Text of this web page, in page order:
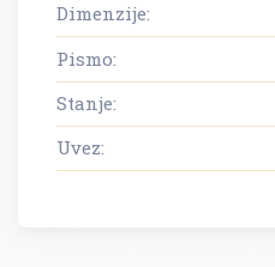
Dimenzije:
Pismo:
Stanje:
Uvez: